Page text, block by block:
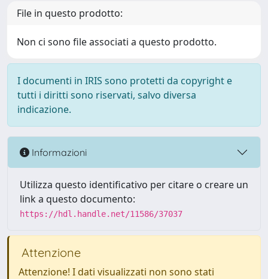
File in questo prodotto:
Non ci sono file associati a questo prodotto.
I documenti in IRIS sono protetti da copyright e
tutti i diritti sono riservati, salvo diversa
indicazione.
Informazioni
Utilizza questo identificativo per citare o creare un
link a questo documento:
https://hdl.handle.net/11586/37037
Attenzione
Attenzione! I dati visualizzati non sono stati